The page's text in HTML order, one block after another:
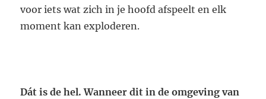
voor iets wat zich in je hoofd afspeelt en elk
moment kan exploderen.
Dát is de hel. Wanneer dit in de omgeving van